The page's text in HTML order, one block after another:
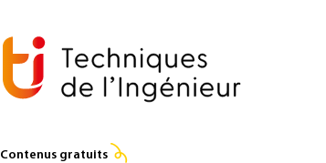
Contenus gratuits